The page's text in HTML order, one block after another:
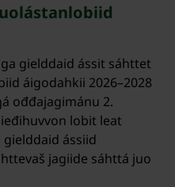
gielddaid ássit sáhttet
áigodahkii 2026–2028
ođđajagimánu 2.
lobit leat
gielddaid ássiid
jagiide sáhttá juo